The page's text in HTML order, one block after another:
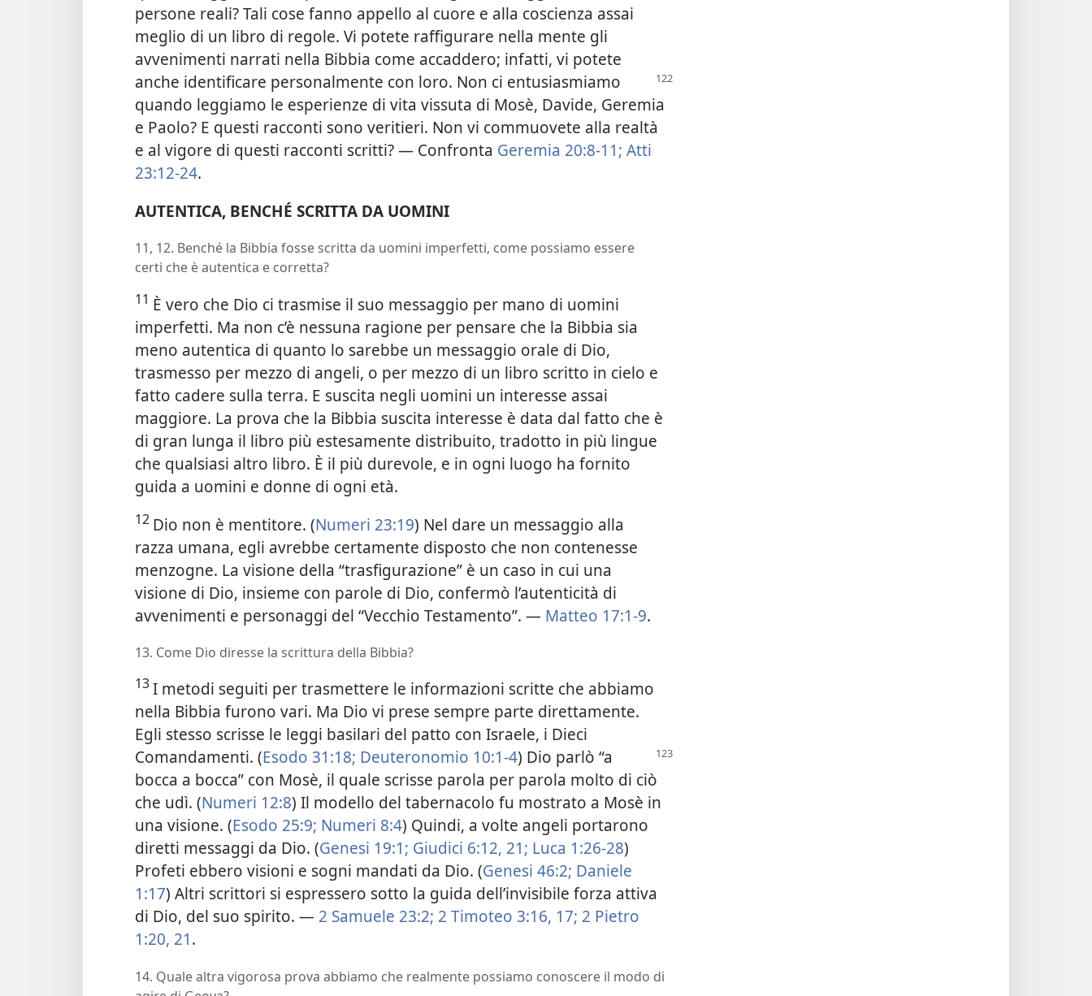
persone reali? Tali cose fanno appello al cuore e alla coscienza assai
meglio di un libro di regole. Vi potete raffigurare nella mente gli
avvenimenti narrati nella Bibbia come accaddero; infatti, vi potete
anche identificare personalmente con loro. Non ci entusiasmiamo
quando leggiamo le esperienze di vita vissuta di Mosè, Davide, Geremia
e Paolo? E questi racconti sono veritieri. Non vi commuovete alla realtà
e al vigore di questi racconti scritti? — Confronta Geremia 20:8-11; Atti
23:12-24.
AUTENTICA, BENCHÉ SCRITTA DA UOMINI
11, 12. Benché la Bibbia fosse scritta da uomini imperfetti, come possiamo essere
certi che è autentica e corretta?
11 È vero che Dio ci trasmise il suo messaggio per mano di uomini
imperfetti. Ma non c’è nessuna ragione per pensare che la Bibbia sia
meno autentica di quanto lo sarebbe un messaggio orale di Dio,
trasmesso per mezzo di angeli, o per mezzo di un libro scritto in cielo e
fatto cadere sulla terra. E suscita negli uomini un interesse assai
maggiore. La prova che la Bibbia suscita interesse è data dal fatto che è
di gran lunga il libro più estesamente distribuito, tradotto in più lingue
che qualsiasi altro libro. È il più durevole, e in ogni luogo ha fornito
guida a uomini e donne di ogni età.
12 Dio non è mentitore. (Numeri 23:19) Nel dare un messaggio alla
razza umana, egli avrebbe certamente disposto che non contenesse
menzogne. La visione della “trasfigurazione” è un caso in cui una
visione di Dio, insieme con parole di Dio, confermò l’autenticità di
avvenimenti e personaggi del “Vecchio Testamento”. — Matteo 17:1-9.
13. Come Dio diresse la scrittura della Bibbia?
13I metodi seguiti per trasmettere le informazioni scritte che abbiamo
nella Bibbia furono vari. Ma Dio vi prese sempre parte direttamente.
Egli stesso scrisse le leggi basilari del patto con Israele, i Dieci
Comandamenti. (Esodo 31:18; Deuteronomio 10:1-4) Dio parlò “a
bocca a bocca” con Mosè, il quale scrisse parola per parola molto di ciò
che udì. (Numeri 12:8) Il modello del tabernacolo fu mostrato a Mosè in
una visione. (Esodo 25:9; Numeri 8:4) Quindi, a volte angeli portarono
diretti messaggi da Dio. (Genesi 19:1; Giudici 6:12, 21; Luca 1:26-28)
Profeti ebbero visioni e sogni mandati da Dio. (Genesi 46:2; Daniele
1:17) Altri scrittori si espressero sotto la guida dell’invisibile forza attiva
di Dio, del suo spirito. — 2 Samuele 23:2; 2 Timoteo 3:16, 17; 2 Pietro
1:20, 21.
14. Quale altra vigorosa prova abbiamo che realmente possiamo conoscere il modo di